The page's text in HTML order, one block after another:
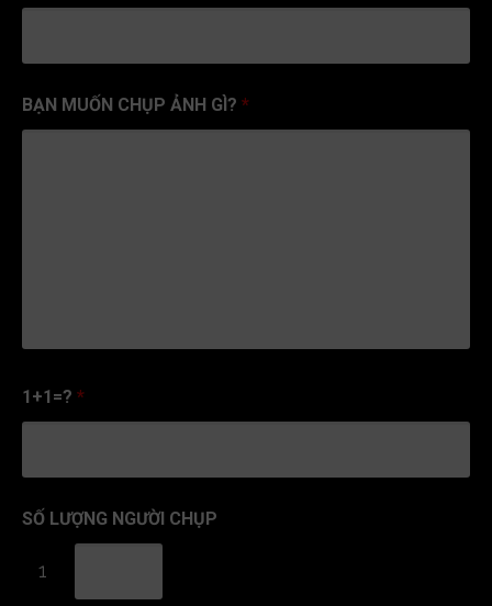
BẠN MUỐN CHỤP ẢNH GÌ? *
1+1=? *
SỐ LƯỢNG NGƯỜI CHỤP
1